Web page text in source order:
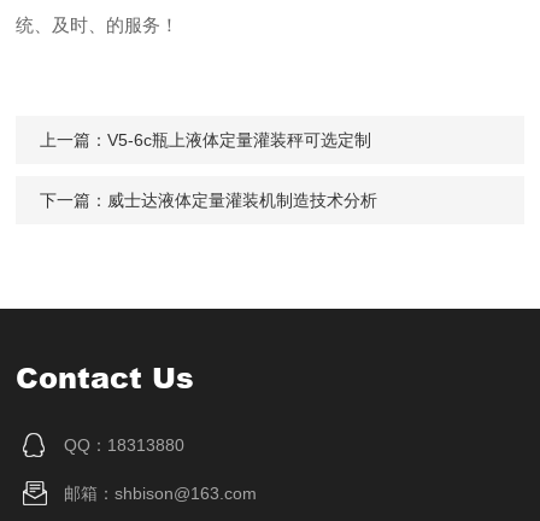
统、及时、的服务！
上一篇：V5-6c瓶上液体定量灌装秤可选定制
下一篇： 威士达液体定量灌装机制造技术分析
Contact Us
QQ：18313880
邮箱：shbison@163.com